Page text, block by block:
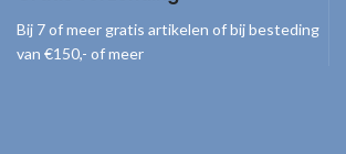
Bij 7 of meer gratis artikelen of bij besteding
van €150,- of meer